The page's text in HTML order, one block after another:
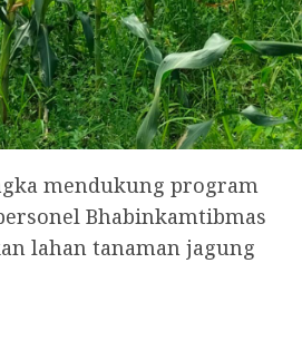
mendukung program
Bhabinkamtibmas
lahan tanaman jagung